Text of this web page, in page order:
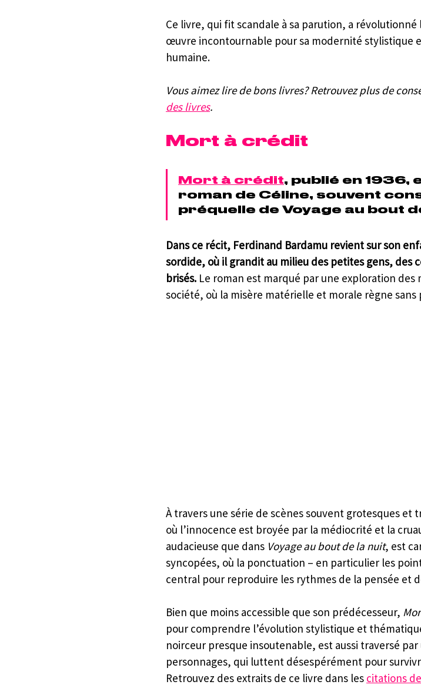
Ce livre, qui fit scandale à sa parution, a
œuvre incontournable pour sa modernité stylistique
humaine.
Vous aimez lire de bons livres? Retrouvez plus de
des livres.
Mort à crédit
Mort à crédit, publié en 1936,
roman de Céline, souvent
préquelle de Voyage au bout
Dans ce récit, Ferdinand Bardamu revient sur son
sordide, où il grandit au milieu des petites gens, des
brisés. Le roman est marqué par une exploration des
société, où la misère matérielle et morale règne sans
À travers une série de scènes souvent grotesques
où l’innocence est broyée par la médiocrité et la
audacieuse que dans Voyage au bout de la nuit, est
syncopées, où la ponctuation – en particulier les
central pour reproduire les rythmes de la pensée et
Bien que moins accessible que son prédécesseur,
pour comprendre l’évolution stylistique et
noirceur presque insoutenable, est aussi traversé
personnages, qui luttent désespérément pour
Retrouvez des extraits de ce livre dans les citations